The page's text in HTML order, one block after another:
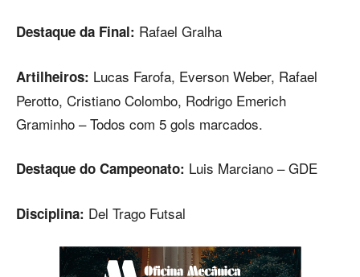
Destaque da Final: Rafael Gralha
Artilheiros: Lucas Farofa, Everson Weber, Rafael
Perotto, Cristiano Colombo, Rodrigo Emerich
Graminho – Todos com 5 gols marcados.
Destaque do Campeonato: Luis Marciano – GDE
Disciplina: Del Trago Futsal